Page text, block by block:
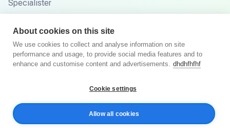
Specialister
Kunskapsbas
FAQ
Integritetspolicy Villkor och villkor
About cookies on this site
We use cookies to collect and analyse information on site
performance and usage, to provide social media features and to
enhance and customise content and advertisements. dhdhfhfhf
Cookie settings
Allow all cookies